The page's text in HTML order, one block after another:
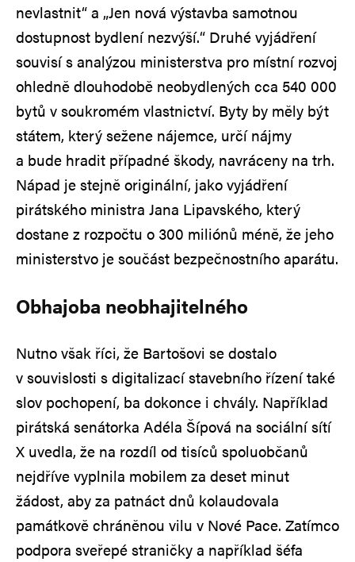
nevlastnit“ a „Jen nová výstavba samotnou
dostupnost bydlení nezvýší.“ Druhé vyjádření
souvisí s analýzou ministerstva pro místní rozvoj
ohledně dlouhodobě neobydlených cca 540 000
bytů v soukromém vlastnictví. Byty by měly být
státem, který sežene nájemce, určí nájmy
a bude hradit případné škody, navráceny na trh.
Nápad je stejně originální, jako vyjádření
pirátského ministra Jana Lipavského, který
dostane z rozpočtu o 300 miliónů méně, že jeho
ministerstvo je součást bezpečnostního aparátu.
Obhajoba neobhajitelného
Nutno však říci, že Bartošovi se dostalo
v souvislosti s digitalizací stavebního řízení také
slov pochopení, ba dokonce i chvály. Například
pirátská senátorka Adéla Šípová na sociální sítí
X uvedla, že na rozdíl od tisíců spoluobčanů
nejdříve vyplnila mobilem za deset minut
žádost, aby za patnáct dnů kolaudovala
památkově chráněnou vilu v Nové Pace. Zatímco
podpora sveřepé straničky a například šéfa